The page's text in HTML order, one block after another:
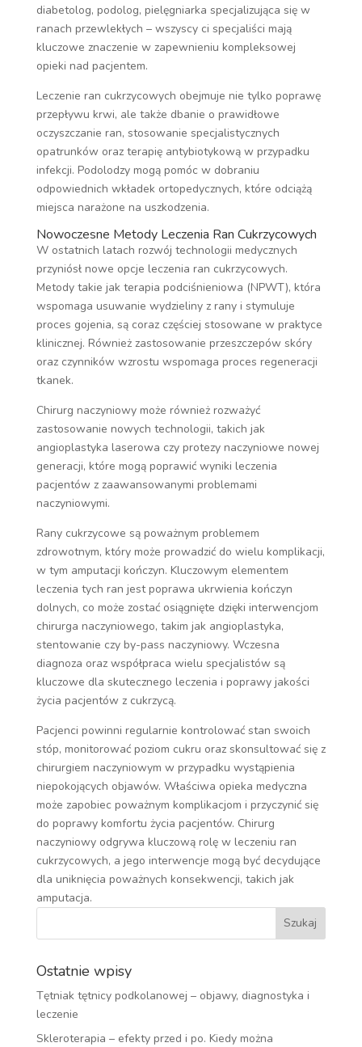
diabetolog, podolog, pielęgniarka specjalizująca się w
ranach przewlekłych – wszyscy ci specjaliści mają
kluczowe znaczenie w zapewnieniu kompleksowej
opieki nad pacjentem.
Leczenie ran cukrzycowych obejmuje nie tylko poprawę
przepływu krwi, ale także dbanie o prawidłowe
oczyszczanie ran, stosowanie specjalistycznych
opatrunków oraz terapię antybiotykową w przypadku
infekcji. Podolodzy mogą pomóc w dobraniu
odpowiednich wkładek ortopedycznych, które odciążą
miejsca narażone na uszkodzenia.
Nowoczesne Metody Leczenia Ran Cukrzycowych
W ostatnich latach rozwój technologii medycznych
przyniósł nowe opcje leczenia ran cukrzycowych.
Metody takie jak terapia podciśnieniowa (NPWT), która
wspomaga usuwanie wydzieliny z rany i stymuluje
proces gojenia, są coraz częściej stosowane w praktyce
klinicznej. Również zastosowanie przeszczepów skóry
oraz czynników wzrostu wspomaga proces regeneracji
tkanek.
Chirurg naczyniowy może również rozważyć
zastosowanie nowych technologii, takich jak
angioplastyka laserowa czy protezy naczyniowe nowej
generacji, które mogą poprawić wyniki leczenia
pacjentów z zaawansowanymi problemami
naczyniowymi.
Rany cukrzycowe są poważnym problemem
zdrowotnym, który może prowadzić do wielu komplikacji,
w tym amputacji kończyn. Kluczowym elementem
leczenia tych ran jest poprawa ukrwienia kończyn
dolnych, co może zostać osiągnięte dzięki interwencjom
chirurga naczyniowego, takim jak angioplastyka,
stentowanie czy by-pass naczyniowy. Wczesna
diagnoza oraz współpraca wielu specjalistów są
kluczowe dla skutecznego leczenia i poprawy jakości
życia pacjentów z cukrzycą.
Pacjenci powinni regularnie kontrolować stan swoich
stóp, monitorować poziom cukru oraz skonsultować się z
chirurgiem naczyniowym w przypadku wystąpienia
niepokojących objawów. Właściwa opieka medyczna
może zapobiec poważnym komplikacjom i przyczynić się
do poprawy komfortu życia pacjentów. Chirurg
naczyniowy odgrywa kluczową rolę w leczeniu ran
cukrzycowych, a jego interwencje mogą być decydujące
dla uniknięcia poważnych konsekwencji, takich jak
amputacja.
Ostatnie wpisy
Tętniak tętnicy podkolanowej – objawy, diagnostyka i
leczenie
Skleroterapia – efekty przed i po. Kiedy można